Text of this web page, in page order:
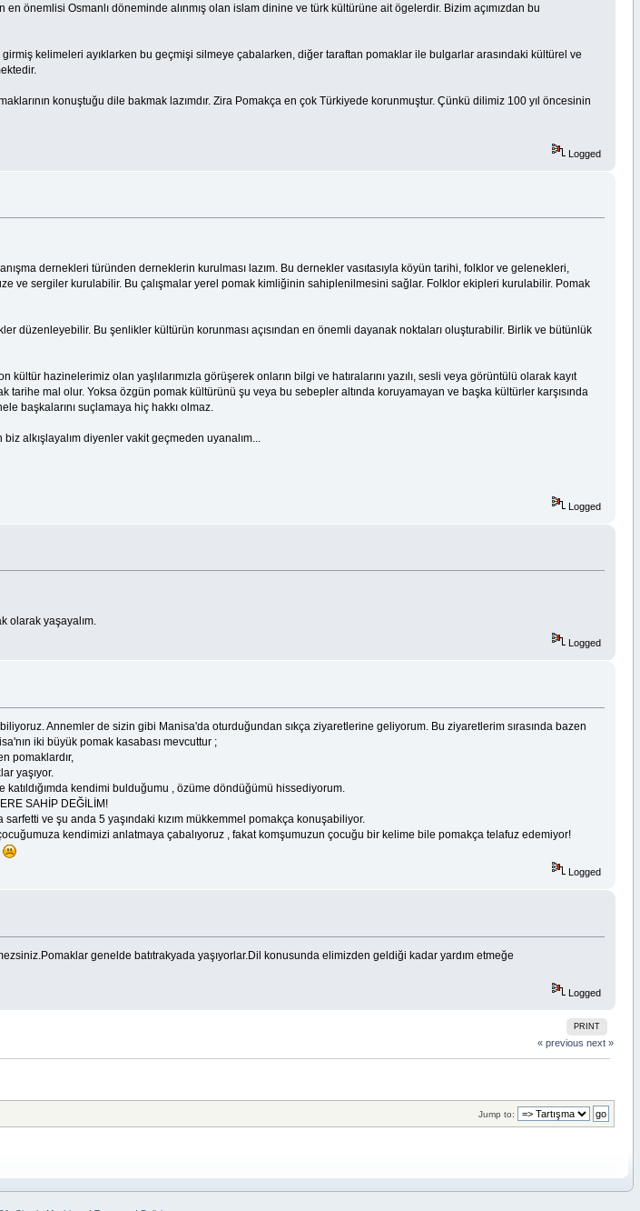
en önemlisi Osmanlı döneminde alınmış olan islam dinine ve türk kültürüne ait ögelerdir. Bizim açımızdan bu
kelimeleri ayıklarken bu geçmişi silmeye çabalarken, diğer taraftan pomaklar ile bulgarlar arasındaki kültürel ve
konuştuğu dile bakmak lazımdır. Zira Pomakça en çok Türkiyede korunmuştur. Çünkü dilimiz 100 yıl öncesinin
Logged
dernekleri türünden derneklerin kurulması lazım. Bu dernekler vasıtasıyla köyün tarihi, folklor ve gelenekleri,
ve sergiler kurulabilir. Bu çalışmalar yerel pomak kimliğinin sahiplenilmesini sağlar. Folklor ekipleri kurulabilir. Pomak
düzenleyebilir. Bu şenlikler kültürün korunması açısından en önemli dayanak noktaları oluşturabilir. Birlik ve bütünlük
hazinelerimiz olan yaşlılarımızla görüşerek onların bilgi ve hatıralarını yazılı, sesli veya görüntülü olarak kayıt
tarihe mal olur. Yoksa özgün pomak kültürünü şu veya bu sebepler altında koruyamayan ve başka kültürler karşısında
başkalarını suçlamaya hiç hakkı olmaz.
alkışlayalım diyenler vakit geçmeden uyanalım...
Logged
olarak yaşayalım.
Logged
Annemler de sizin gibi Manisa'da oturduğundan sıkça ziyaretlerine geliyorum. Bu ziyaretlerim sırasında bazen
iki büyük pomak kasabası mevcuttur ;
pomaklardır,
yaşıyor.
kendimi bulduğumu , özüme döndüğümü hissediyorum.
SAHİP DEĞİLİM!
ve şu anda 5 yaşındaki kızım mükkemmel pomakça konuşabiliyor.
kendimizi anlatmaya çabalıyoruz , fakat komşumuzun çocuğu bir kelime bile pomakça telafuz edemiyor!
Logged
genelde batıtrakyada yaşıyorlar.Dil konusunda elimizden geldiği kadar yardım etmeğe
Logged
PRINT
« previous next »
Jump to: